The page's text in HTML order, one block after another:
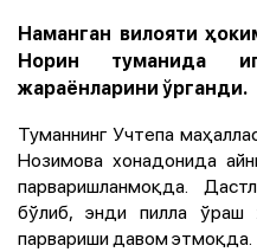
Наманган вилояти
Норин туманида
жараёнларини ўрганди.
Туманнинг Учтепа
Нозимова хонадонида
парваришланмоқда.
бўлиб, энди пилла ўраш
парвариши давом этмоқда.